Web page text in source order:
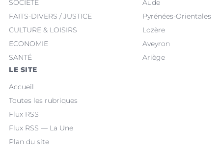
SOCIÉTÉ
FAITS-DIVERS / JUSTICE
CULTURE & LOISIRS
ECONOMIE
SANTÉ
Aude
Pyrénées-Orientales
Lozère
Aveyron
Ariège
LE SITE
Accueil
Toutes les rubriques
Flux RSS
Flux RSS — La Une
Plan du site